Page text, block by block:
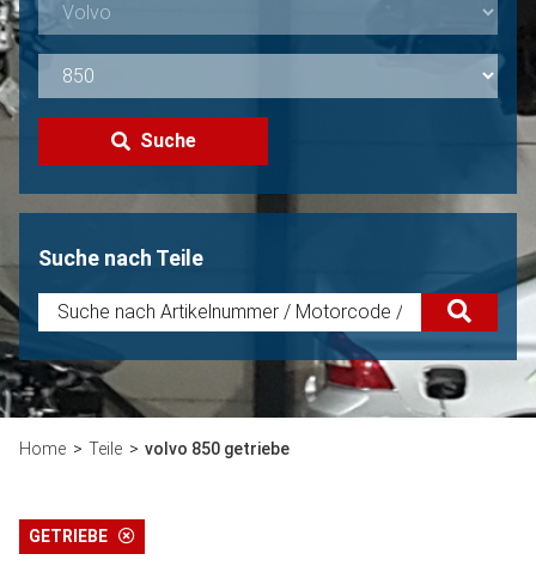
Suche
Suche nach Teile
Home Teile volvo 850 getriebe
GETRIEBE